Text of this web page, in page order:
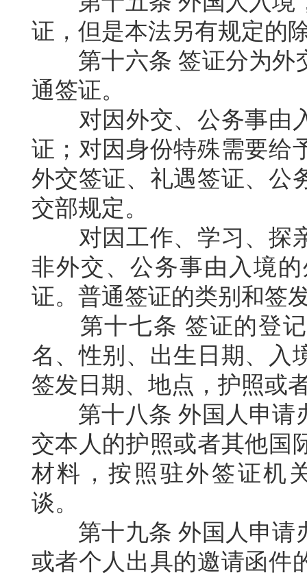
证，但是本法另有规定的
第十六条 签证分为外
通签证。
对因外交、公务事由
证；对因身份特殊需要给
外交签证、礼遇签证、公
交部规定。
对因工作、学习、探
非外交、公务事由入境
证。普通签证的类别和签
第十七条 签证的登
名、性别、出生日期、入
签发日期、地点，护照或
第十八条 外国人申请
交本人的护照或者其他国
材料，按照驻外签证机
谈。
第十九条 外国人申请
或者个人出具的邀请函件